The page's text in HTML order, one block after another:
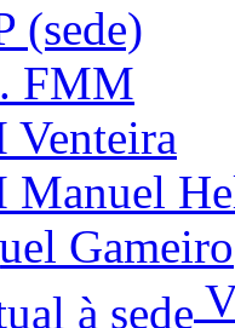
(sede)
FMM
Venteira
Manuel
Gameiro